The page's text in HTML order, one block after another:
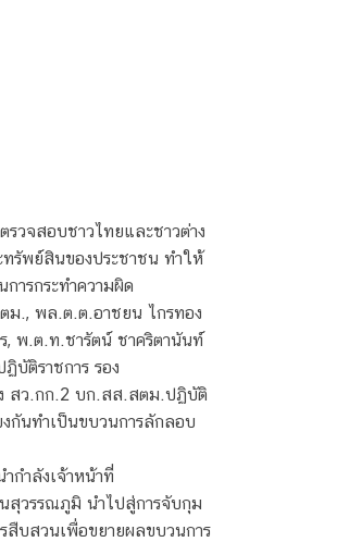
วจสอบชาวไทยและชาวต่าง
รัพย์สินของประชาชน ทำให้
ารกระทำความผิด
ม., พล.ต.ต.อาชยน ไกรทอง
พ.ต.ท.ชารัตน์ ชาคริตานันท์
บัติราชการ รอง
สว.กก.2 บก.สส.สตม.ปฏิบัติ
กันทำเป็นขบวนการลักลอบ
กำลังเจ้าหน้าที่
สุวรรณภูมิ นำไปสู่การจับกุม
สืบสวนเพื่อขยายผลขบวนการ